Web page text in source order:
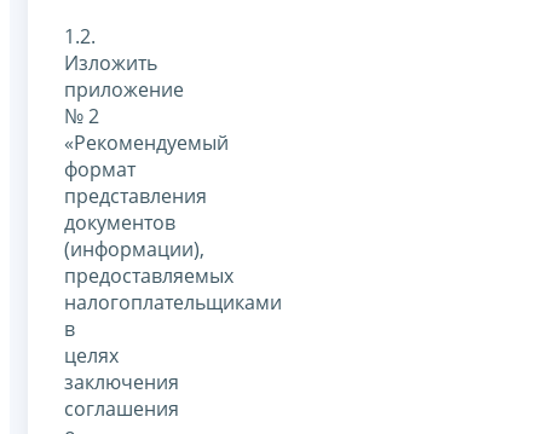
1.2.
Изложить
приложение
№ 2
«Рекомендуемый
формат
представления
документов
(информации),
предоставляемых
налогоплательщиками
в
целях
заключения
соглашения